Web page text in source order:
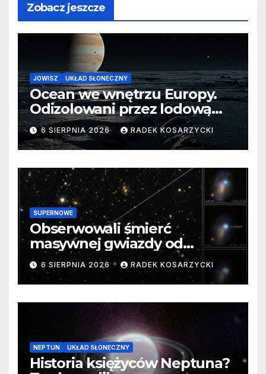
Zobacz jeszcze
JOWISZ UKŁAD SŁONECZNY
Ocean we wnętrzu Europy.
Odizolowani przez lodową
barierę
6 SIERPNIA 2026 RADEK KOSARZYCKI
SUPERNOWE
Obserwowali śmierć
masywnej gwiazdy od
samego początku. Niezwykle
cenne dane
6 SIERPNIA 2026 RADEK KOSARZYCKI
NEPTUN UKŁAD SŁONECZNY
Historia księżyców Neptuna?